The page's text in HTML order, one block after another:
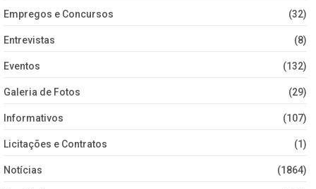
Empregos e Concursos (32)
Entrevistas (8)
Eventos (132)
Galeria de Fotos (29)
Informativos (107)
Licitações e Contratos (1)
Notícias (1864)